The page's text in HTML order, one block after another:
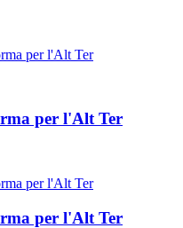
per l'Alt Ter
per l'Alt Ter